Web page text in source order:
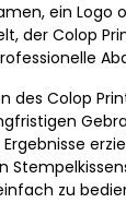
ein Logo
der Colop
des Colop
zu